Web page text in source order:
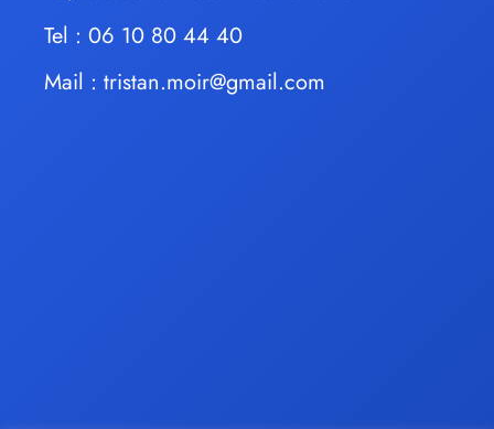
Tel : 06 10 80 44 40
Mail : tristan.moir@gmail.com